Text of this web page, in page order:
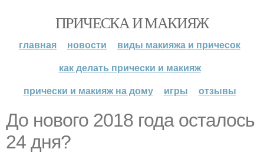
ПРИЧЕСКА И МАКИЯЖ
главная новости
виды макияжа и причесок
как делать прически и макияж
прически и макияж на дому
игры отзывы
До нового 2018 года осталось
24 дня?